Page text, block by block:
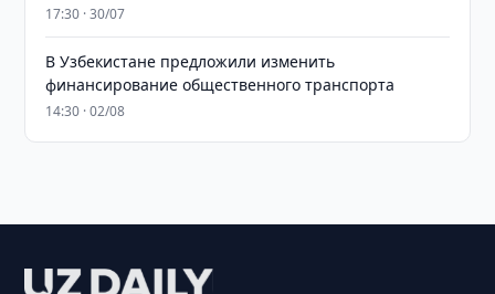
17:30 · 30/07
В Узбекистане предложили изменить
финансирование общественного транспорта
14:30 · 02/08